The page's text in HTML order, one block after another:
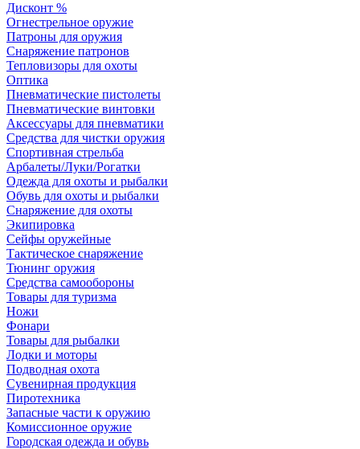
Дисконт %
Огнестрельное оружие
Патроны для оружия
Снаряжение патронов
Тепловизоры для охоты
Оптика
Пневматические пистолеты
Пневматические винтовки
Аксессуары для пневматики
Средства для чистки оружия
Спортивная стрельба
Арбалеты/Луки/Рогатки
Одежда для охоты и рыбалки
Обувь для охоты и рыбалки
Снаряжение для охоты
Экипировка
Сейфы оружейные
Тактическое снаряжение
Тюнинг оружия
Средства самообороны
Товары для туризма
Ножи
Фонари
Товары для рыбалки
Лодки и моторы
Подводная охота
Сувенирная продукция
Пиротехника
Запасные части к оружию
Комиссионное оружие
Городская одежда и обувь